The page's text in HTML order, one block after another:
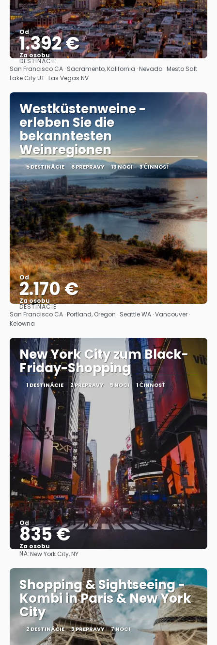
Od
1.392 €
Za osobu
Pozrieť sa
DESTINÁCIE
San Francisco CA · Sacramento, Kalifornia · Nevada · Mesto Salt
Lake City UT · Las Vegas NV
Westküstenweine -
erleben Sie die
bekanntesten
Weinregionen
5 DESTINÁCIE 6 PREPRAVY 13 NOCI 3 ČINNOSŤ
Od
2.170 €
Za osobu
Pozrieť sa
DESTINÁCIE
San Francisco CA · Portland, Oregon · Seattle WA · Vancouver ·
Kelowna
New York City zum Black-
Friday-Shopping
1 DESTINÁCIE 2 PREPRAVY 5 NOCI 1 ČINNOSŤ
Od
835 €
Za osobu
NA:New York City, NY
Shopping & Sightseeing -
Kombi in Paris & New York
City
2 DESTINÁCIE 3 PREPRAVY 7 NOCI